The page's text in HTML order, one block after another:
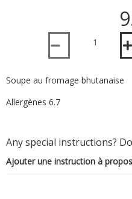
Quantité
Soupe au fromage bhutanaise
Allergènes 6.7
Any special instructions?
Ajouter une instruction à